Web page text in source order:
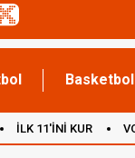
Basketbol
İLK 11'İNİ KUR